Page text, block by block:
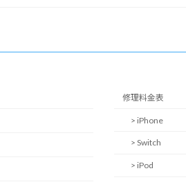
修理料金表
> iPhone
> Switch
> iPod